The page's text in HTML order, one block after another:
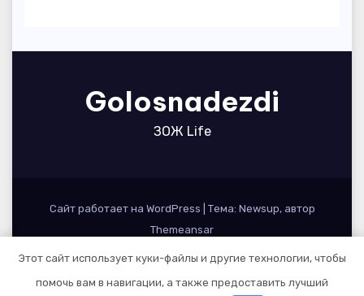
Golosnadezdi
ЗОЖ Life
Сайт работает на WordPress
Тема: Newsup, автор
Themeansar
Этот сайт использует куки-файлы и другие технологии, чтобы
помочь вам в навигации, а также предоставить лучший